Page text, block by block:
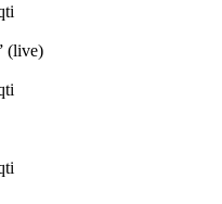
(live)